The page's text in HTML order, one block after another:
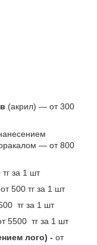
другое
(акрил) ― от 300
― от 800
тг за 1 шт
от 500 тг за 1 шт
тг за 1 шт
5500 тг за 1 шт
лого) - от